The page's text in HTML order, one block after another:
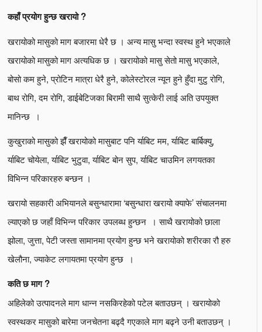
कहाँ प्रयोग हुन्छ खरायो ?
खरायोको मासुको माग बजारमा धेरै छ । अन्य मासु भन्दा स्वस्थ हुने भएकाले
खरायोको मासुको माग अत्यधिक छ । खरायोको मासु सेतो मासु भएकाले,
बोसो कम हुने, प्रोटिन मात्रा धेरै हुने, कोलेस्टोरल न्यून हुने हुँदा मुटु रोगि,
बाथ रोगि, दम रोगि, डाईबेटिजका बिरामी साथै सुत्केरी लाई अति उपयुक्त
मानिन्छ ।
कुखुराको मासुको झैँ खरायोको मासुबाट पनि र्याबिट मम, र्याबिट बार्बिक्यु,
र्याबिट चोयेला, र्याबिट भुटुवा, र्याबिट बोन सुप, र्याबिट चाउमिन लगयतका
विभिन्न परिकारहरु बन्छन ।
खरायो सहकारी अभियानले बसुन्धारामा ‘बसुन्धारा खरायो क्याफे’ संचालनमा
ल्याएको छ जहाँ विभिन्न परिकार उपलब्ध हुन्छन । साथै खरायोको छाला
झोला, जुत्ता, पेटी जस्ता सामानमा प्रयोग हुन्छ भने खरायोको शरीरका रौ हरु
खेलौना, ज्याकेट लगायतमा प्रयोग हुन्छ ।
कति छ माग ?
अहिलेको उत्पादनले माग धान्न नसकिरहेको पटेल बताउछन् । खरायोको
स्वस्थकर मासुको बारेमा जनचेतना बढ्दै गएकाले माग बढ्ने उनी बताउछन् ।